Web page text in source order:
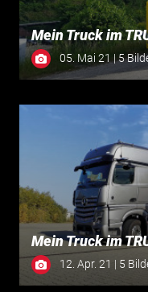
Mein Truck im
05. Mai 21 | 5
Mein Truck im
12. Apr. 21 | 5